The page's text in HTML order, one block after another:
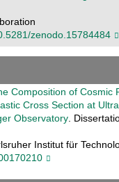
zenodo.15784484
Composition of Cosmic
Cross Section at
Observatory.
Institut für